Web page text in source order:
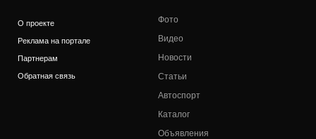
О проекте
Реклама на портале
Партнерам
Обратная связь
Фото
Видео
Новости
Статьи
Автоспорт
Каталог
Объявления